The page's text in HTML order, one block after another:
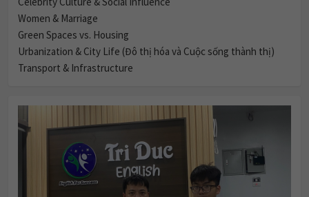
Women & Marriage
Green Spaces vs. Housing
Urbanization & City Life (Đô thị hóa và Cuộc sống thành thị)
Transport & Infrastructure